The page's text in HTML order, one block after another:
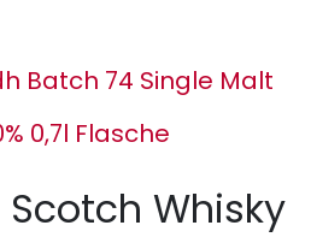
Batch 74 Single Malt
0,7l Flasche
Whisky